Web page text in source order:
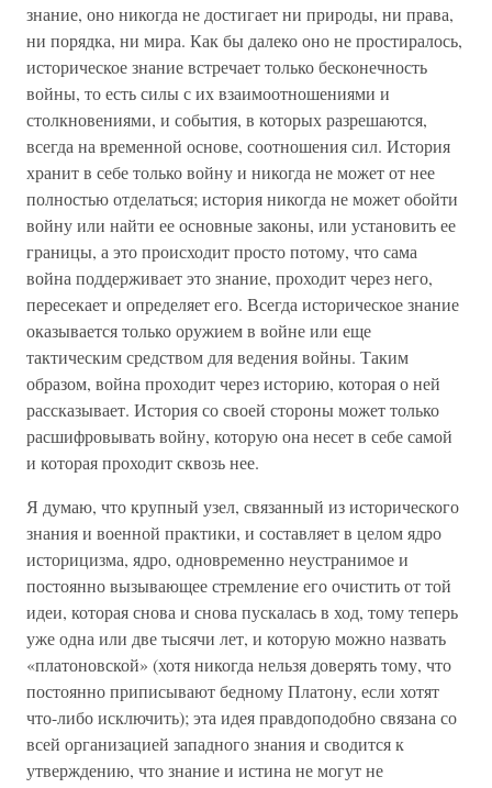
знание, оно никогда не достигает ни природы, ни права,
ни порядка, ни мира. Как бы далеко оно не простиралось,
историческое знание встречает только бесконечность
войны, то есть силы с их взаимоотношениями и
столкновениями, и события, в которых разрешаются,
всегда на временной основе, соотношения сил. История
хранит в себе только войну и никогда не может от нее
полностью отделаться; история никогда не может обойти
войну или найти ее основные законы, или установить ее
границы, а это происходит просто потому, что сама
война поддерживает это знание, проходит через него,
пересекает и определяет его. Всегда историческое знание
оказывается только оружием в войне или еще
тактическим средством для ведения войны. Таким
образом, война проходит через историю, которая о ней
рассказывает. История со своей стороны может только
расшифровывать войну, которую она несет в себе самой
и которая проходит сквозь нее.
Я думаю, что крупный узел, связанный из исторического
знания и военной практики, и составляет в целом ядро
историцизма, ядро, одновременно неустранимое и
постоянно вызывающее стремление его очистить от той
идеи, которая снова и снова пускалась в ход, тому теперь
уже одна или две тысячи лет, и которую можно назвать
«платоновской» (хотя никогда нельзя доверять тому, что
постоянно приписывают бедному Платону, если хотят
что-либо исключить); эта идея правдоподобно связана со
всей организацией западного знания и сводится к
утверждению, что знание и истина не могут не